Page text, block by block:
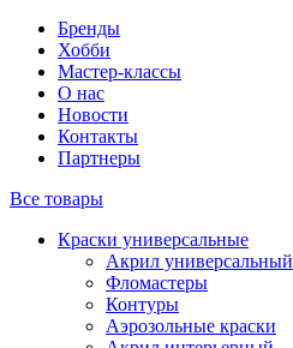
Бренды
Хобби
Мастер-классы
О нас
Новости
Контакты
Партнеры
Все товары
Краски универсальные
Акрил универсальный
Фломастеры
Контуры
Аэрозольные краски